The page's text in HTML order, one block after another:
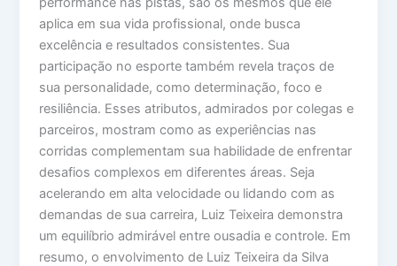
aplica em sua vida profissional, onde busca
excelência e resultados consistentes. Sua
participação no esporte também revela traços de
sua personalidade, como determinação, foco e
resiliência. Esses atributos, admirados por colegas e
parceiros, mostram como as experiências nas
corridas complementam sua habilidade de enfrentar
desafios complexos em diferentes áreas. Seja
acelerando em alta velocidade ou lidando com as
demandas de sua carreira, Luiz Teixeira demonstra
um equilíbrio admirável entre ousadia e controle. Em
resumo, o envolvimento de Luiz Teixeira da Silva